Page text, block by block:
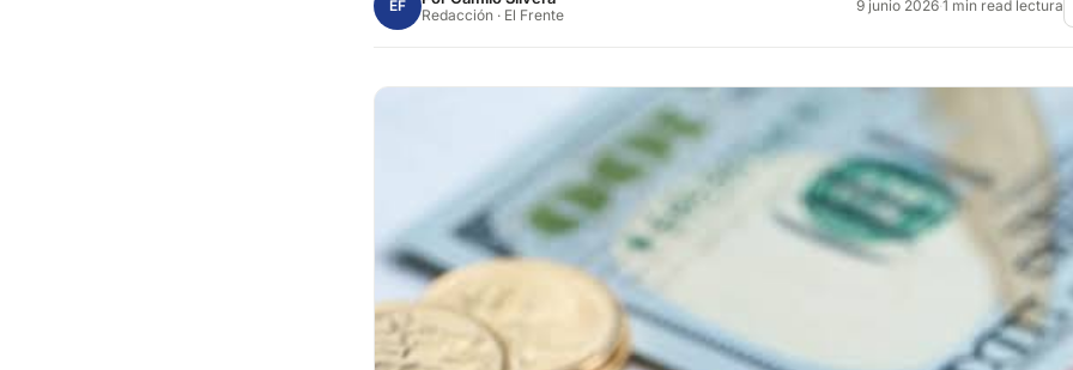
EF Redacción · El Frente 9 junio 2026·1 min read lectura